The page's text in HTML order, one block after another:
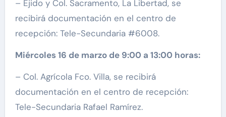
– Ejido y Col. Sacramento, La Libertad, se
recibirá documentación en el centro de
recepción: Tele-Secundaria #6008.
Miércoles 16 de marzo de 9:00 a 13:00 horas:
– Col. Agrícola Fco. Villa, se recibirá
documentación en el centro de recepción:
Tele-Secundaria Rafael Ramírez.